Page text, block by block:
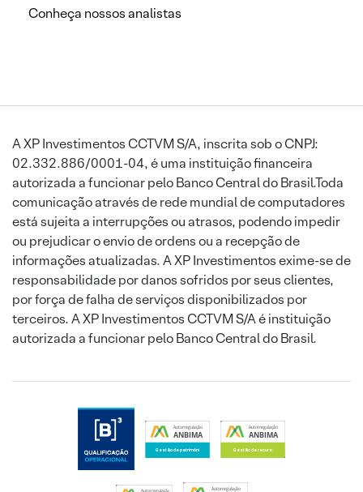
Conheça nossos analistas
A XP Investimentos CCTVM S/A, inscrita sob o CNPJ:
02.332.886/0001-04, é uma instituição financeira
autorizada a funcionar pelo Banco Central do Brasil.Toda
comunicação através de rede mundial de computadores
está sujeita a interrupções ou atrasos, podendo impedir
ou prejudicar o envio de ordens ou a recepção de
informações atualizadas. A XP Investimentos exime-se de
responsabilidade por danos sofridos por seus clientes,
por força de falha de serviços disponibilizados por
terceiros. A XP Investimentos CCTVM S/A é instituição
autorizada a funcionar pelo Banco Central do Brasil.